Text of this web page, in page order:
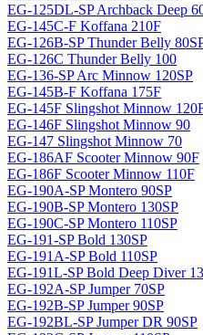
EG-125DL-SP Archback Deep
EG-145C-F Koffana 210F
EG-126B-SP Thunder Belly
EG-126C Thunder Belly 100
EG-136-SP Arc Minnow 120SP
EG-145B-F Koffana 175F
EG-145F Slingshot Minnow
EG-146F Slingshot Minnow 90
EG-147 Slingshot Minnow 70
EG-186AF Scooter Minnow 90F
EG-186F Scooter Minnow 110F
EG-190A-SP Montero 90SP
EG-190B-SP Montero 130SP
EG-190C-SP Montero 110SP
EG-191-SP Bold 130SP
EG-191A-SP Bold 110SP
EG-191L-SP Bold Deep Diver
EG-192A-SP Jumper 70SP
EG-192B-SP Jumper 90SP
EG-192BL-SP Jumper DR 90SP